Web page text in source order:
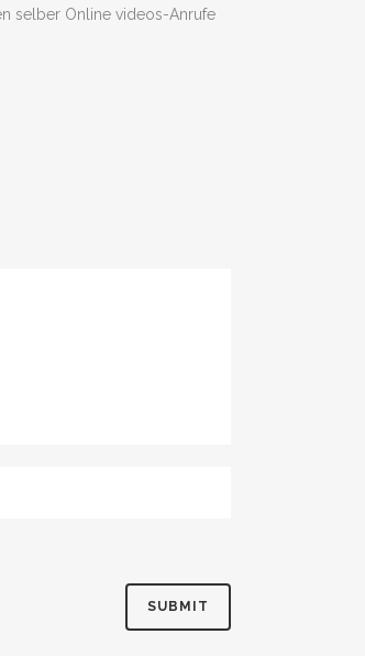
selber Online videos-Anrufe